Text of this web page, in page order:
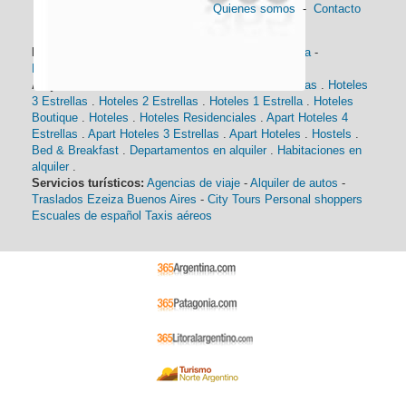
Quienes somos - Contacto
Información general: Historia -
Distancias
Alojamiento:
Hoteles 4 Estrellas
Hoteles
3 Estrellas
Hoteles 2 Estrellas Hoteles 1 Estrella
Hoteles
Boutique
Hoteles Hoteles Residenciales
Apart Hoteles 4
Estrellas
Apart Hoteles 3 Estrellas Apart Hoteles Hostels
Bed & Breakfast
Departamentos en alquiler
Habitaciones en
alquiler
Servicios turísticos: Agencias de viaje - Alquiler de autos -
Traslados Ezeiza Buenos Aires - City Tours Personal shoppers
Escuales de español Taxis aéreos